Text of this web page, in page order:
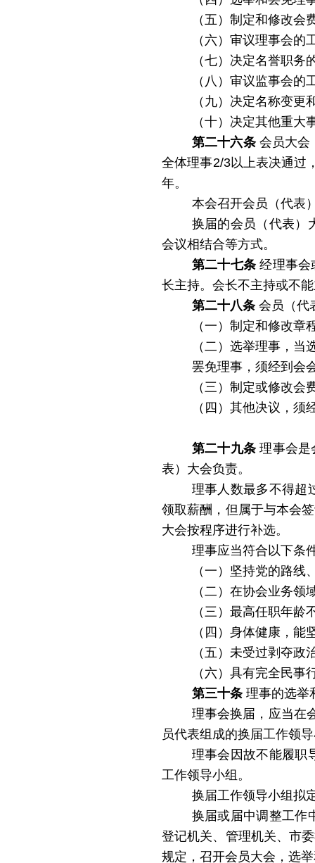
（五）制定和修改会
（六）审议理事会的
（七）决定名誉职务
（八）审议监事会的
（九）决定名称变更
（十）决定其他重大
第二十六条会员大会
全体理事2/3以上表决通过
年。
本会召开会员（代表
换届的会员（代表）
会议相结合等方式。
第二十七条 经理事会
长主持。会长不主持或不
第二十八条 会员 （
（一）制定和修改
（二）选举理事，当
罢免理事，须经到会
（三）制定或修改会
（四）其他决议，须
第二十九条 理事会是
表）大会负责。
理事人数最多不得超
领取薪酬，但属于与本会
大会按程序进行补选。
理事应当符合以下条
（一）坚持党的路线
（二）在协会业务
（三） 最高任职年龄
（四）身体健康，能
（五）未受过剥夺政
（六）具有完全民事
第三十条 理事的选举
理事会换届，应当在
员代表组成的换届工作领
理事会因故不能履职
工作领导小组。
换届工作领导小组拟
换届或届中调整工作
登记机关、管理机关、市
规定，召开会员大会，选